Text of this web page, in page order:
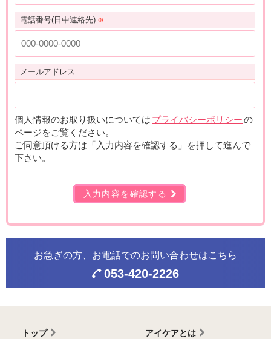
電話番号(日中連絡先)
メールアドレス
個人情報のお取り扱いについては プライバシーポリシーの
ページをご覧ください。
ご同意頂ける方は「入力内容を確認する」を押して進んで
下さい。
入力内容を確認する
お急ぎの方、お電話でのお問い合わせはこちら
053-420-2226
トップ アイケアとは